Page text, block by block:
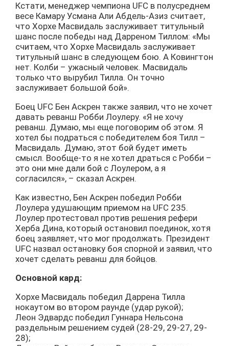
Кстати, менеджер чемпиона UFC в полусреднем
весе Камару Усмана Али Абдель-Азиз считает,
что Хорхе Масвидаль заслуживает титульный
шанс после победы над Дарреном Тиллом: «Мы
считаем, что Хорхе Масвидаль заслуживает
титульный шанс в следующем бою. А Ковингтон
нет. Колби – ужасный человек. Масвидаль
только что вырубил Тилла. Он точно
заслуживает большой бой».
Боец UFC Бен Аскрен также заявил, что не хочет
давать реванш Робби Лоулеру. «Я не хочу
реванш. Думаю, мы еще поговорим об этом. Я
хотел бы подраться с победителем боя Тилл –
Масвидаль. Думаю, этот бой будет иметь
смысл. Вообще-то я не хотел драться с Робби –
это они мне дали бой с Лоулером, а я
согласился», – сказал Аскрен.
Как известно, Бен Аскрен победил Робби
Лоулера удушающим приемом на UFC 235.
Лоулер протестовал против решения рефери
Херба Дина, который остановил поединок, хотя
боец заявляет, что мог продолжать. Президент
UFC назвал остановку боя спорной и заявил, что
хочет сделать реванш для бойцов.
Основной кард:
Хорхе Масвидаль победил Даррена Тилла
нокаутом во втором раунде (удар рукой);
Леон Эдвардс победил Гуннара Нельсона
раздельным решением судей (28-29, 29-27, 29-
28);